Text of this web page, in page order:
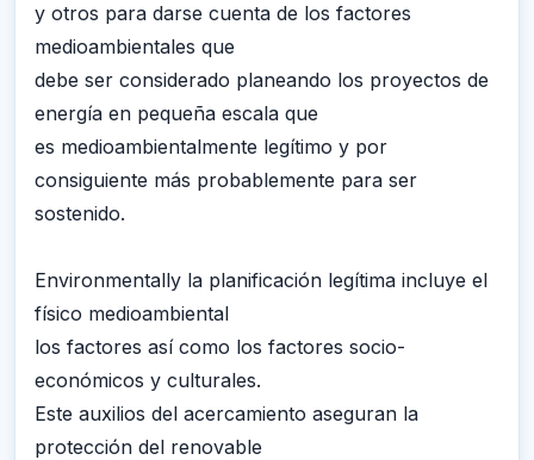
y otros para darse cuenta de los factores
medioambientales que
debe ser considerado planeando los proyectos de
energía en pequeña escala que
es medioambientalmente legítimo y por
consiguiente más probablemente para ser
sostenido.
Environmentally la planificación legítima incluye el
físico medioambiental
los factores así como los factores socio-
económicos y culturales.
Este auxilios del acercamiento aseguran la
protección del renovable